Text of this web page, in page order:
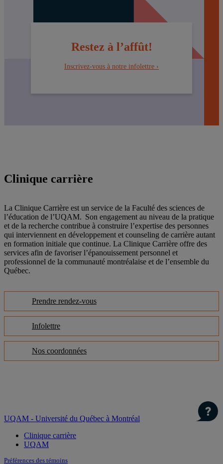
Restez à l’affût!
Inscrivez-vous à notre infolettre ›
Clinique carrière
La Clinique Carrière est un service de la Faculté des sciences de
l’éducation de l’UQAM. Son engagement au niveau de la pratique
et de la recherche contribue à construire l’expertise des personnes
qui interviennent en développement et counseling de carrière autant
en formation initiale que continue. La Clinique Carrière offre des
services afin de favoriser l’épanouissement personnel et
professionnel de la communauté montréalaise et de l’ensemble du
Québec.
Prendre rendez-vous
Infolettre
Nos coordonnées
UQAM - Université du Québec à Montréal
Clinique carrière
UQAM
Préférences des témoins